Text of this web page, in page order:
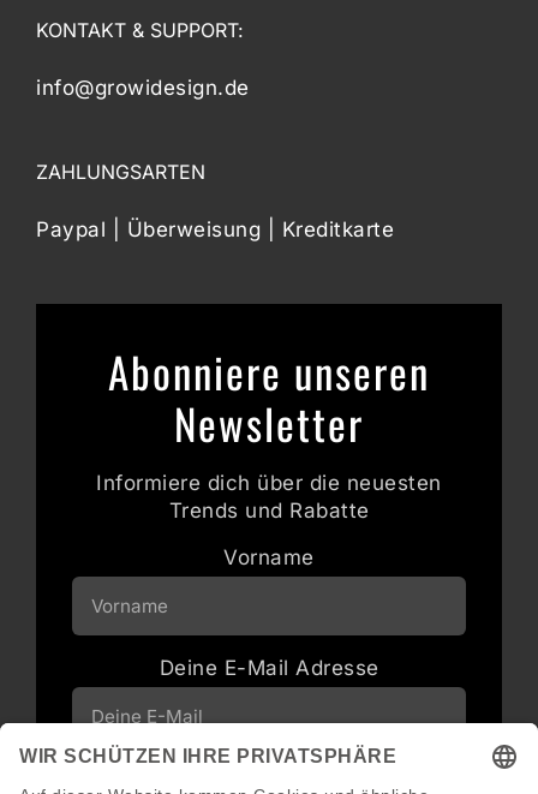
KONTAKT & SUPPORT:
info@growidesign.de
ZAHLUNGSARTEN
Paypal | Überweisung | Kreditkarte
Abonniere unseren
Newsletter
Informiere dich über die neuesten
Trends und Rabatte
Vorname
Deine E-Mail Adresse